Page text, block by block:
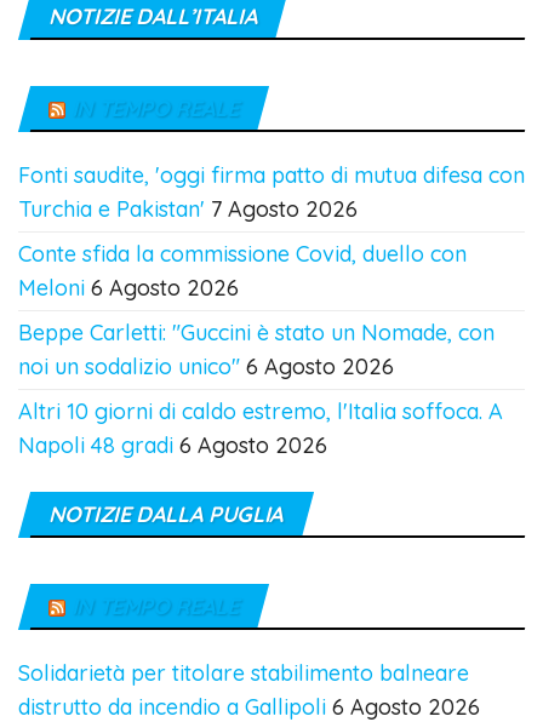
NOTIZIE DALL’ITALIA
IN TEMPO REALE
Fonti saudite, 'oggi firma patto di mutua difesa con
Turchia e Pakistan' 7 Agosto 2026
Conte sfida la commissione Covid, duello con
Meloni 6 Agosto 2026
Beppe Carletti: "Guccini è stato un Nomade, con
noi un sodalizio unico" 6 Agosto 2026
Altri 10 giorni di caldo estremo, l'Italia soffoca. A
Napoli 48 gradi 6 Agosto 2026
NOTIZIE DALLA PUGLIA
IN TEMPO REALE
Solidarietà per titolare stabilimento balneare
distrutto da incendio a Gallipoli 6 Agosto 2026